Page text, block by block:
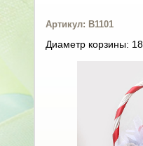
Артикул: В1101
Диаметр корзины: